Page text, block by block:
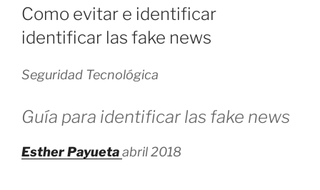
EL
Como evitar e identificar
identificar las fake news
Seguridad Tecnológica
Guía para identificar las fake news
Esther Payuetaabril 2018